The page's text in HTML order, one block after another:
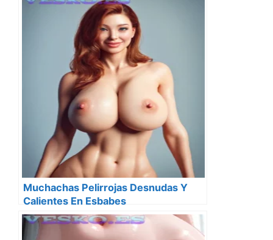
Muchachas Pelirrojas Desnudas Y
Calientes En Esbabes